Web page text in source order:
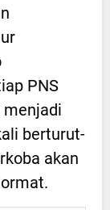
PNS
menjadi
berturut-
akan